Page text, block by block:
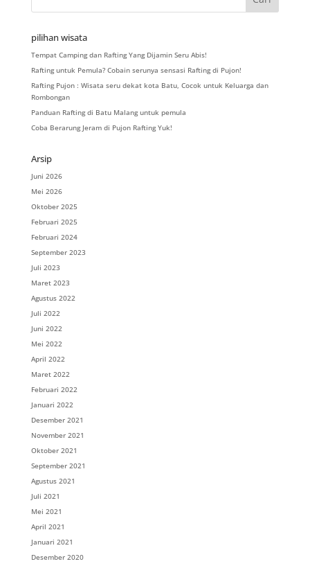
pilihan wisata
Tempat Camping dan Rafting Yang Dijamin Seru Abis!
Rafting untuk Pemula? Cobain serunya sensasi Rafting di Pujon!
Rafting Pujon : Wisata seru dekat kota Batu, Cocok untuk Keluarga dan
Rombongan
Panduan Rafting di Batu Malang untuk pemula
Coba Berarung Jeram di Pujon Rafting Yuk!
Arsip
Juni 2026
Mei 2026
Oktober 2025
Februari 2025
Februari 2024
September 2023
Juli 2023
Maret 2023
Agustus 2022
Juli 2022
Juni 2022
Mei 2022
April 2022
Maret 2022
Februari 2022
Januari 2022
Desember 2021
November 2021
Oktober 2021
September 2021
Agustus 2021
Juli 2021
Mei 2021
April 2021
Januari 2021
Desember 2020